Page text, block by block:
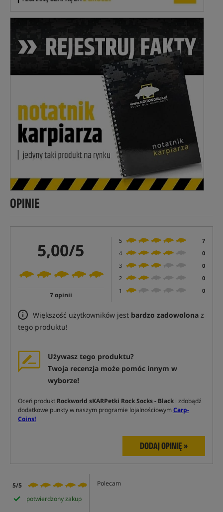
OPINIE
5,00/5
7 opinii
5
7
4
0
3
0
2
0
1
0
Większość użytkowników jest bardzo zadowolona z
tego produktu!
Używasz tego produktu?
Twoja recenzja może pomóc innym w
wyborze!
Oceń produkt Rockworld sKARPetki Rock Socks - Black i zdobądź
dodatkowe punkty w naszym programie lojalnościowymCarp-
Coins!
DODAJ OPINIĘ »
5/5
potwierdzony zakup
Polecam